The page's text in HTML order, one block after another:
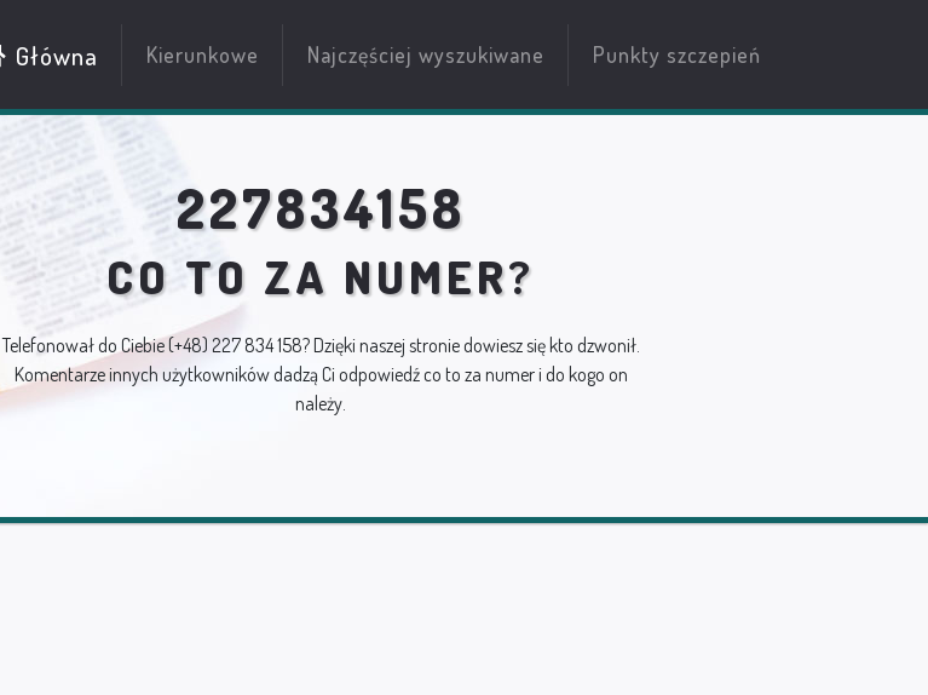
Główna Kierunkowe Najczęściej wyszukiwane Punkty szczepień
227834158
CO TO ZA NUMER?
Telefonował do Ciebie(+48) 227 834 158? Dzięki naszej stronie dowiesz się kto dzwonił.
Komentarze innych użytkowników dadzą Ci odpowiedź co to za numer i do kogo on
należy.